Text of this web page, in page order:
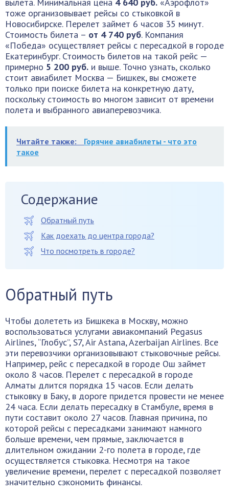
тоже организовывает рейсы со стыковкой в
Новосибирске. Перелет займет 6 часов 35 минут.
Стоимость билета – от 4 740 руб. Компания
«Победа» осуществляет рейсы с пересадкой в городе
Екатеринбург. Стоимость билетов на такой рейс —
примерно 5 200 руб. и выше. Точно узнать, сколько
стоит авиабилет Москва — Бишкек, вы сможете
только при поиске билета на конкретную дату,
поскольку стоимость во многом зависит от времени
полета и выбранного авиаперевозчика.
Читайте также:
Горячие авиабилеты - что это
такое
Содержание
Обратный путь
Как доехать до центра города?
Что посмотреть в городе?
Обратный путь
Чтобы долететь из Бишкека в Москву, можно
воспользоваться услугами авиакомпаний Pegasus
Airlines, “Глобус”, S7, Air Astana, Azerbaijan Airlines. Все
эти перевозчики организовывают стыковочные рейсы.
Например, рейс с пересадкой в городе Ош займет
около 8 часов. Перелет с пересадкой в городе
Алматы длится порядка 15 часов. Если делать
стыковку в Баку, в дороге придется провести не менее
24 часа. Если делать пересадку в Стамбуле, время в
пути составит около 27 часов. Главная причина, по
которой рейсы с пересадками занимают намного
больше времени, чем прямые, заключается в
длительном ожидании 2-го полета в городе, где
осуществляется стыковка. Несмотря на такое
увеличение времени, перелет с пересадкой позволяет
значительно сэкономить финансы.